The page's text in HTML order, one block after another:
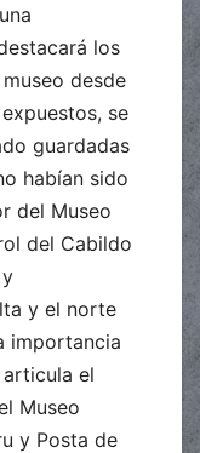
los
desde
se
guardadas
habían sido
del Museo
del Cabildo
y el norte
importancia
el
Museo
y Posta de